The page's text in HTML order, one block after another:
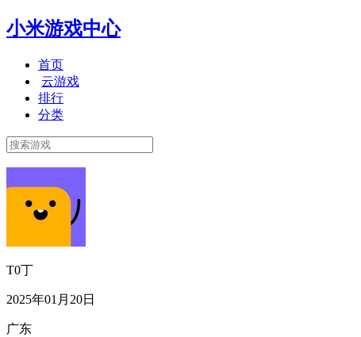
小米游戏中心
首页
云游戏
排行
分类
T0丁
2025年01月20日
广东